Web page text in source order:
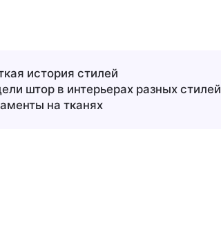
история стилей
штор в интерьерах разных стилей
на тканях